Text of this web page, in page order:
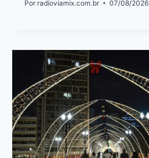
Por radioviamix.com.br 07/08/2026